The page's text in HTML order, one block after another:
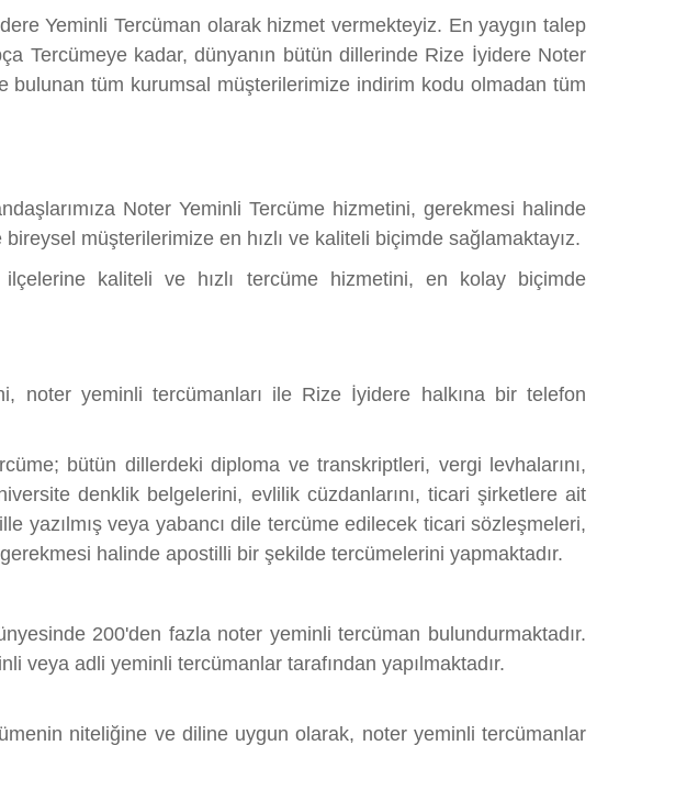
Yeminli Tercüman olarak hizmet vermekteyiz. En yaygın talep
Tercümeye kadar, dünyanın bütün dillerinde Rize İyidere Noter
bulunan tüm kurumsal müşterilerimize indirim kodu olmadan tüm
Noter Yeminli Tercüme hizmetini, gerekmesi halinde
müşterilerimize en hızlı ve kaliteli biçimde sağlamaktayız.
kaliteli ve hızlı tercüme hizmetini, en kolay biçimde
noter yeminli tercümanları ile Rize İyidere halkına bir telefon
bütün dillerdeki diploma ve transkriptleri, vergi levhalarını,
denklik belgelerini, evlilik cüzdanlarını, ticari şirketlere ait
yazılmış veya yabancı dile tercüme edilecek ticari sözleşmeleri,
halinde apostilli bir şekilde tercümelerini yapmaktadır.
200'den fazla noter yeminli tercüman bulundurmaktadır.
veya adli yeminli tercümanlar tarafından yapılmaktadır.
niteliğine ve diline uygun olarak, noter yeminli tercümanlar